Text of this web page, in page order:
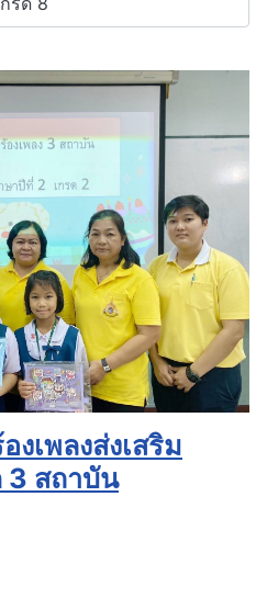
งเพลงส่งเสริม
สถาบัน